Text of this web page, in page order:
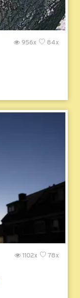
84x
956x
78x
1102x